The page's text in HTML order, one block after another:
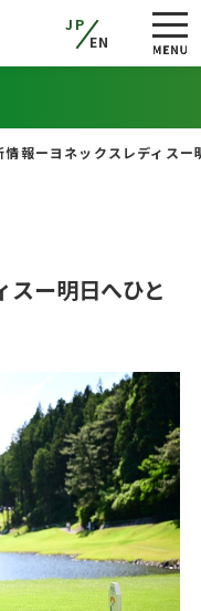
JP
EN
情報ーヨネックスレディスー
スー明日へひと